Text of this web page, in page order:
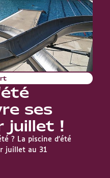
ses
juillet !
? La piscine d'été
juillet au 31